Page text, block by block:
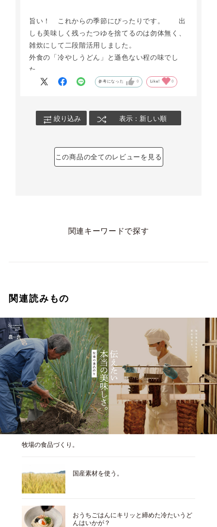
旨い！ これからの季節にぴったりです。 出
しも美味しく残ったつゆを捨てるのは勿体無く、
雑炊にして二段階活用しました。
外食の「冷やしうどん」と遜色ない程の味でし
た。
リピーターになりそうです。
参考になった 0 Like! 0
絞り込み 表示：新しい順
この商品の全てのレビューを見る
関連キーワードで探す
関連読みもの
牧場の食品づくり。
国産素材を使う。
おうちごはんにキリッと締めた冷たいうど
んはいかが？